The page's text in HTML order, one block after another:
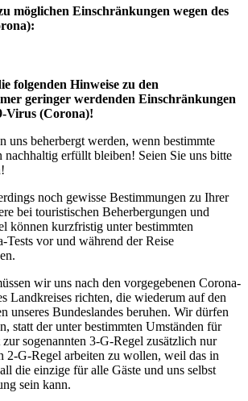
möglichen Ein­schränk­ungen wegen des
folgenden Hinweise zu den
geringer werdenden Einschränkungen
Virus (Corona)!
uns beherbergt werden, wenn bestimmte
nachhaltig erfüllt bleiben! Seien Sie uns bitte
noch gewisse Bestimmungen zu Ihrer
bei touristischen Beherbergungen und
können kurzfristig unter bestimmten
Tests vor und während der Reise
wir uns nach den vorgegebenen Corona-
Landkreises richten, die wiederum auf den
unseres Bundeslandes beruhen. Wir dürfen
statt der unter bestimmten Umständen für
sogenannten 3-G-Regel zusätzlich nur
2-G-Regel arbeiten zu wollen, weil das in
die einzige für alle Gäste und uns selbst
sein kann.